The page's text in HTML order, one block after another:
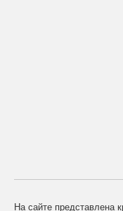
На сайте представлена